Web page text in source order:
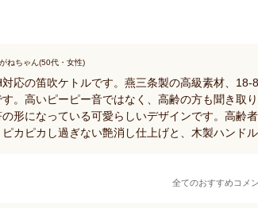
ねちゃん(50代・女性)
対応の笛吹ケトルです。燕三条製の高級素材、
す。高いピーピー音ではなく、高齢の方も聞き取
の形になっている可愛らしいデザインです。高齢
ピカピカし過ぎない艶消し仕上げと、木製ハンドル
全てのおすすめコメ